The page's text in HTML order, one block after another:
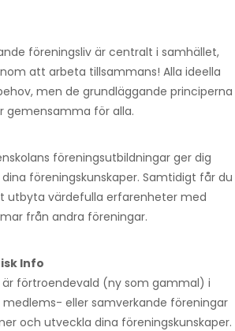
föreningsliv är centralt i samhället,
att arbeta tillsammans! Alla ideella
men de grundläggande principerna
gemensamma för alla.
föreningsutbildningar ger dig
föreningskunskaper. Samtidigt får du
utbyta värdefulla erfarenheter med
från andra föreningar.
Info
är förtroendevald (ny som gammal) i
medlems- eller samverkande föreningar
och utveckla dina föreningskunskaper.